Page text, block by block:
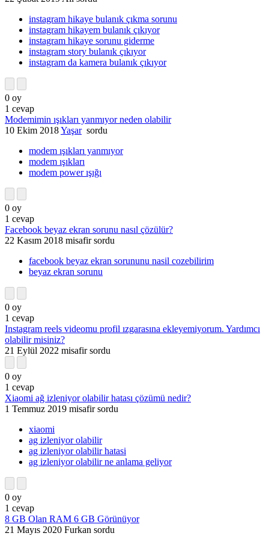
instagram hikaye bulanık çıkma sorunu
instagram hikayem bulanık çıkıyor
instagram hikaye sorunu giderme
instagram story bulanık çıkıyor
instagram da kamera bulanık çıkıyor
0 oy
1 cevap
Modemimin ışıkları yanmıyor neden olabilir
10 Ekim 2018Yaşar sordu
modem ışıkları yanmıyor
modem ışıkları
modem power ışığı
0 oy
1 cevap
Facebook beyaz ekran sorunu nasıl çözülür?
22 Kasım 2018 misafir sordu
facebook beyaz ekran sorununu nasil cozebilirim
beyaz ekran sorunu
0 oy
1 cevap
Instagram reels videomu profil ızgarasına ekleyemiyorum. Yardımcı
olabilir misiniz?
21 Eylül 2022 misafir sordu
0 oy
1 cevap
Xiaomi ağ izleniyor olabilir hatası çözümü nedir?
1 Temmuz 2019 misafir sordu
xiaomi
ag izleniyor olabilir
ag izleniyor olabilir hatasi
ag izleniyor olabilir ne anlama geliyor
0 oy
1 cevap
8 GB Olan RAM 6 GB Görünüyor
21 Mayıs 2020 Furkan sordu